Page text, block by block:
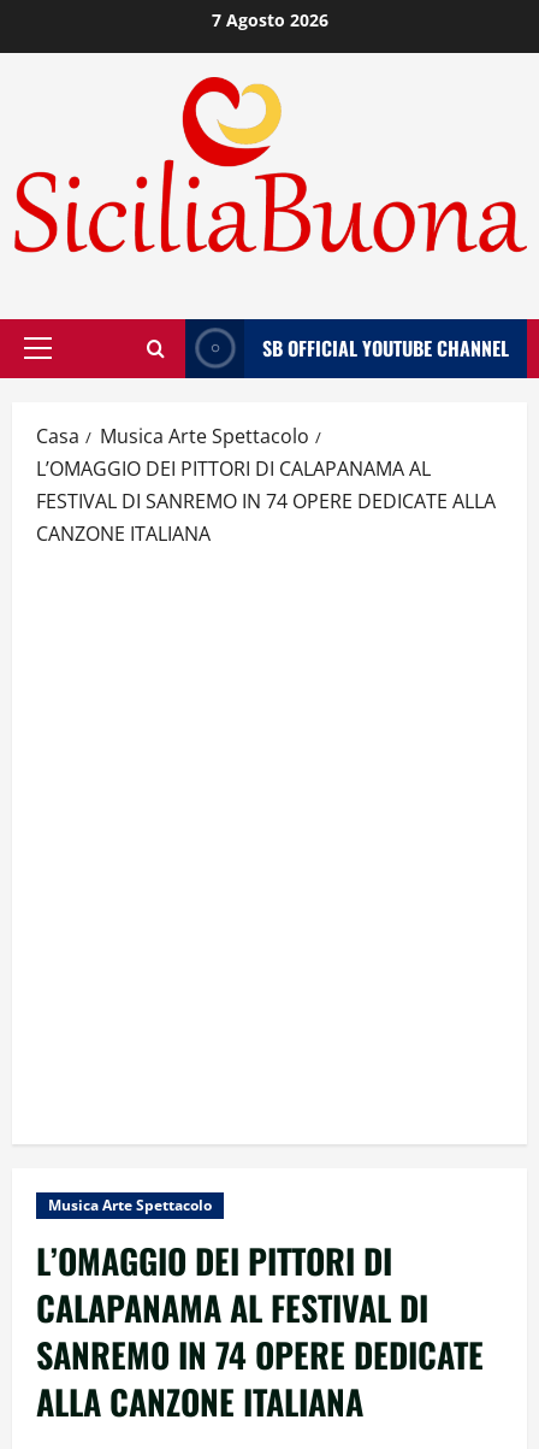
al
7 Agosto 2026
Menù
SB OFFICIAL YOUTUBE CHANNEL
Casa
Musica Arte Spettacolo
L’OMAGGIO DEI PITTORI DI CALAPANAMA AL
FESTIVAL DI SANREMO IN 74 OPERE DEDICATE ALLA
CANZONE ITALIANA
Musica Arte Spettacolo
L’OMAGGIO DEI PITTORI DI
CALAPANAMA AL FESTIVAL DI
SANREMO IN 74 OPERE DEDICATE
ALLA CANZONE ITALIANA